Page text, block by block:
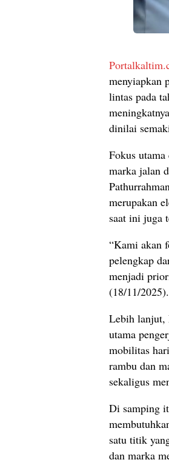
menyiapkan
lintas pada
dinilai
Fokus
marka jalan
merupakan
saat ini juga
“Kami akan
pelengkap
menjadi
(18/11/2025).
Lebih lanjut,
utama
mobilitas
rambu dan
sekaligus
Di samping
satu titik
dan marka